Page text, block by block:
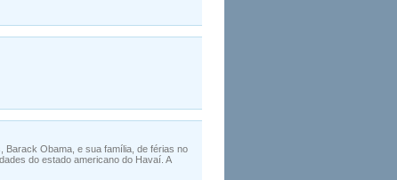
Barack Obama, e sua família, de férias no
do estado americano do Havaí. A